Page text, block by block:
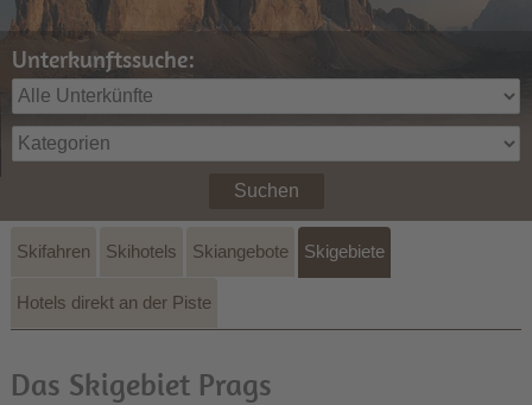
Unterkunftssuche:
Suchen
Skifahren Skihotels Skiangebote Skigebiete
Hotels direkt an der Piste
Das Skigebiet Prags